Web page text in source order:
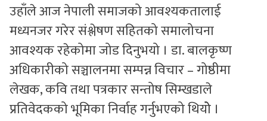
उहाँले आज नेपाली समाजको आवश्यकतालाई
मध्यनजर गरेर संश्लेषण सहितको समालोचना
आवश्यक रहेकोमा जोड दिनुभयो । डा. बालकृष्ण
अधिकारीको सञ्चालनमा सम्पन्न विचार – गोष्ठीमा
लेखक, कवि तथा पत्रकार सन्तोष सिम्खडाले
प्रतिवेदकको भूमिका निर्वाह गर्नुभएको थियोे ।